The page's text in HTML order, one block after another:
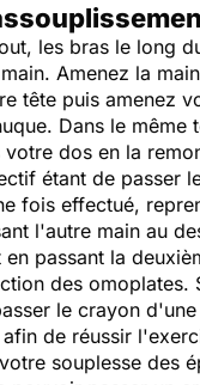
les bras le long
Amenez la
tête puis amenez
Dans le même
dos en la
étant de passer
fois effectué,
l'autre main au
passant la
des omoplates.
le crayon
de réussir
souplesse des